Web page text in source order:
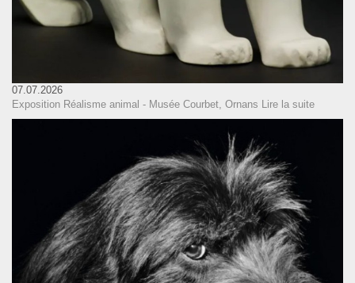
07.07.2026
Exposition Réalisme animal - Musée Courbet, Ornans
Lire la suite